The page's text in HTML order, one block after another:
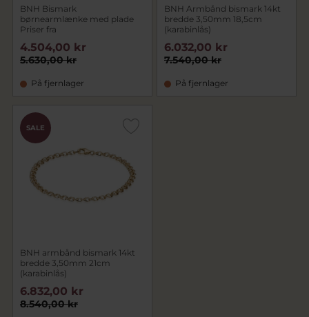
BNH Bismark
børnearmlænke med plade
Priser fra
5.630,00 kr
4.504,00 kr
På fjernlager
BNH Armbånd bismark 14kt
bredde 3,50mm 18,5cm
(karabinlås)
7.540,00 kr
6.032,00 kr
På fjernlager
SALE
BNH armbånd bismark 14kt
bredde 3,50mm 21cm
(karabinlås)
8.540,00 kr
6.832,00 kr